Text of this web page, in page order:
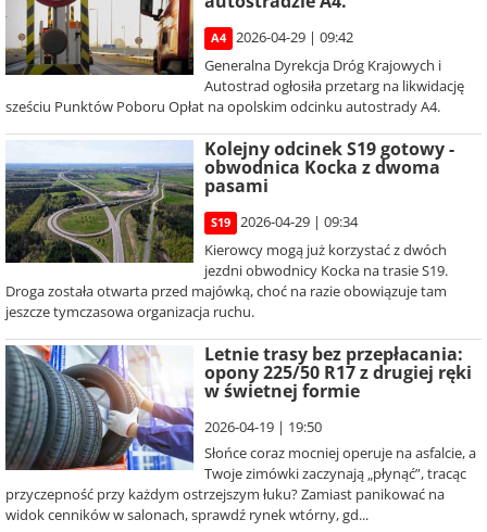
A4
2026-04-29 | 09:42
Generalna Dyrekcja Dróg Krajowych i
Autostrad ogłosiła przetarg na likwidację
sześciu Punktów Poboru Opłat na opolskim odcinku autostrady A4.
Kolejny odcinek S19 gotowy -
obwodnica Kocka z dwoma
pasami
S19
2026-04-29 | 09:34
Kierowcy mogą już korzystać z dwóch
jezdni obwodnicy Kocka na trasie S19.
Droga została otwarta przed majówką, choć na razie obowiązuje tam
jeszcze tymczasowa organizacja ruchu.
Letnie trasy bez przepłacania:
opony 225/50 R17 z drugiej ręki
w świetnej formie
2026-04-19 | 19:50
Słońce coraz mocniej operuje na asfalcie, a
Twoje zimówki zaczynają „płynąć”, tracąc
przyczepność przy każdym ostrzejszym łuku? Zamiast panikować na
widok cenników w salonach, sprawdź rynek wtórny, gd...